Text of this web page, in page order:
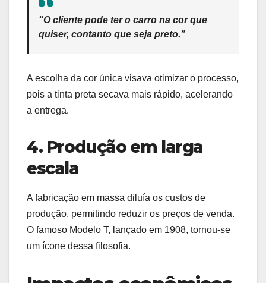
“O cliente pode ter o carro na cor que
quiser, contanto que seja preto.”
A escolha da cor única visava otimizar o processo,
pois a tinta preta secava mais rápido, acelerando
a entrega.
4. Produção em larga
escala
A fabricação em massa diluía os custos de
produção, permitindo reduzir os preços de venda.
O famoso Modelo T, lançado em 1908, tornou-se
um ícone dessa filosofia.